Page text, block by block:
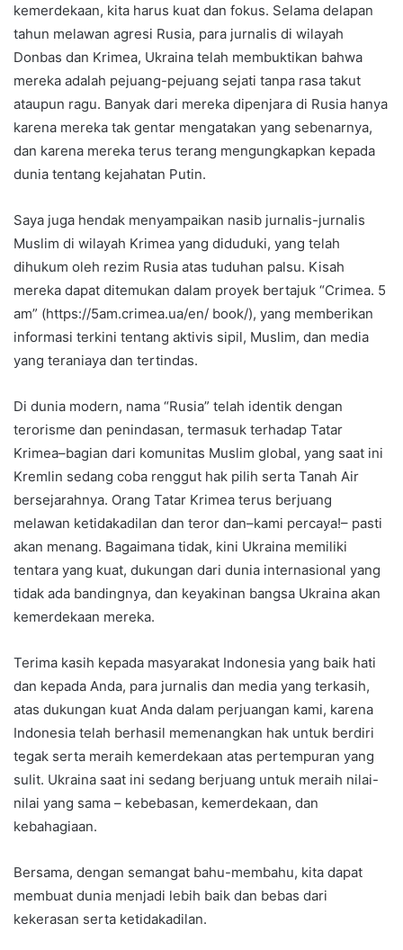
kemerdekaan, kita harus kuat dan fokus. Selama delapan
tahun melawan agresi Rusia, para jurnalis di wilayah
Donbas dan Krimea, Ukraina telah membuktikan bahwa
mereka adalah pejuang-pejuang sejati tanpa rasa takut
ataupun ragu. Banyak dari mereka dipenjara di Rusia hanya
karena mereka tak gentar mengatakan yang sebenarnya,
dan karena mereka terus terang mengungkapkan kepada
dunia tentang kejahatan Putin.
Saya juga hendak menyampaikan nasib jurnalis-jurnalis
Muslim di wilayah Krimea yang diduduki, yang telah
dihukum oleh rezim Rusia atas tuduhan palsu. Kisah
mereka dapat ditemukan dalam proyek bertajuk “Crimea. 5
am” (https://5am.crimea.ua/en/ book/), yang memberikan
informasi terkini tentang aktivis sipil, Muslim, dan media
yang teraniaya dan tertindas.
Di dunia modern, nama “Rusia” telah identik dengan
terorisme dan penindasan, termasuk terhadap Tatar
Krimea–bagian dari komunitas Muslim global, yang saat ini
Kremlin sedang coba renggut hak pilih serta Tanah Air
bersejarahnya. Orang Tatar Krimea terus berjuang
melawan ketidakadilan dan teror dan–kami percaya!– pasti
akan menang. Bagaimana tidak, kini Ukraina memiliki
tentara yang kuat, dukungan dari dunia internasional yang
tidak ada bandingnya, dan keyakinan bangsa Ukraina akan
kemerdekaan mereka.
Terima kasih kepada masyarakat Indonesia yang baik hati
dan kepada Anda, para jurnalis dan media yang terkasih,
atas dukungan kuat Anda dalam perjuangan kami, karena
Indonesia telah berhasil memenangkan hak untuk berdiri
tegak serta meraih kemerdekaan atas pertempuran yang
sulit. Ukraina saat ini sedang berjuang untuk meraih nilai-
nilai yang sama – kebebasan, kemerdekaan, dan
kebahagiaan.
Bersama, dengan semangat bahu-membahu, kita dapat
membuat dunia menjadi lebih baik dan bebas dari
kekerasan serta ketidakadilan.